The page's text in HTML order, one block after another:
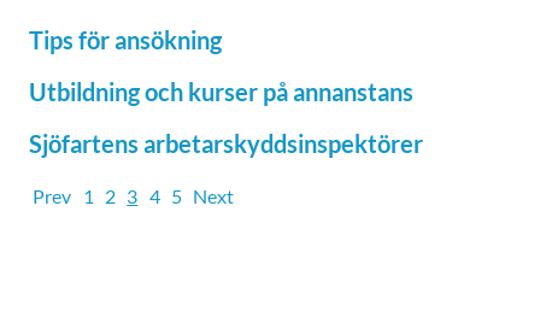
Tips för ansökning
Utbildning och kurser på annanstans
Sjöfartens arbetarskyddsinspektörer
Prev 1 2 3 4 5 Next